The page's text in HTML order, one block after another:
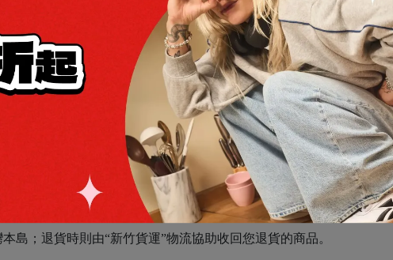
島；退貨時則由“新竹貨運”物流協助收回您退貨的商品。